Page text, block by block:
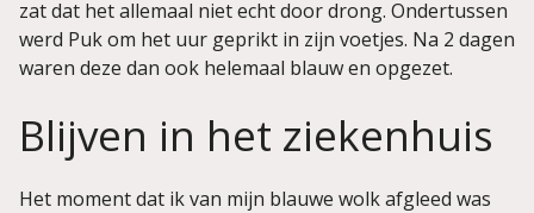
zat dat het allemaal niet echt door drong. Ondertussen
werd Puk om het uur geprikt in zijn voetjes. Na 2 dagen
waren deze dan ook helemaal blauw en opgezet.
Blijven in het ziekenhuis
Het moment dat ik van mijn blauwe wolk afgleed was